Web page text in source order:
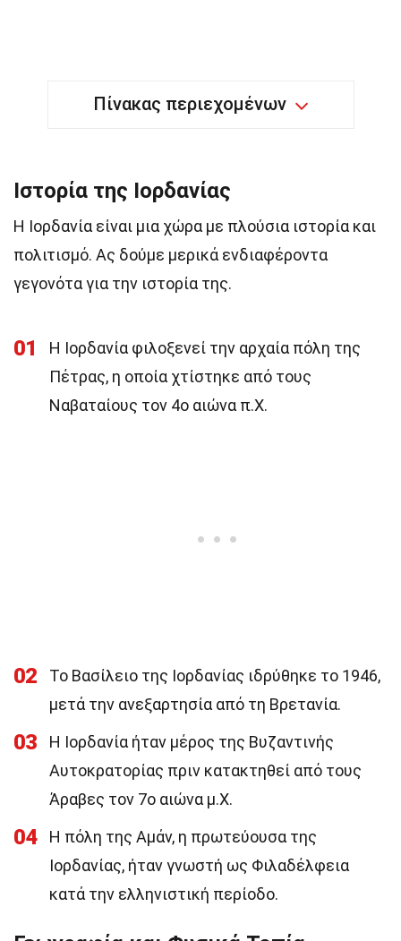
Πίνακας περιεχομένων
Ιστορία της Ιορδανίας
Η Ιορδανία είναι μια χώρα με πλούσια ιστορία και
πολιτισμό. Ας δούμε μερικά ενδιαφέροντα
γεγονότα για την ιστορία της.
01
Η Ιορδανία φιλοξενεί την αρχαία πόλη της
Πέτρας, η οποία χτίστηκε από τους
Ναβαταίους τον 4ο αιώνα π.Χ.
02
Το Βασίλειο της Ιορδανίας ιδρύθηκε το 1946,
μετά την ανεξαρτησία από τη Βρετανία.
03
Η Ιορδανία ήταν μέρος της Βυζαντινής
Αυτοκρατορίας πριν κατακτηθεί από τους
Άραβες τον 7ο αιώνα μ.Χ.
04
Η πόλη της Αμάν, η πρωτεύουσα της
Ιορδανίας, ήταν γνωστή ως Φιλαδέλφεια
κατά την ελληνιστική περίοδο.